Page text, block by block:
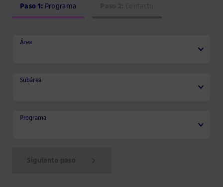
Paso 1: Programa
Área
Área
Subárea
Subárea
Programa
Programa